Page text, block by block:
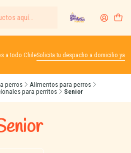
a todo ChileSolicita tu despacho a domicilio ya
perros
Alimentos para perros
para perritos
Senior